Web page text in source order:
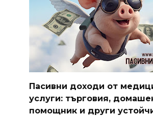
Пасивни доходи от
услуги: търговия,
помощник и други